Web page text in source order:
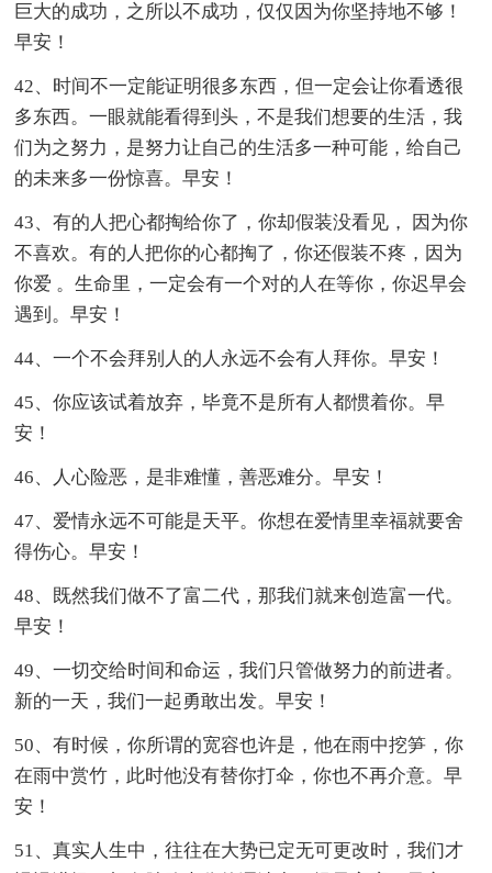
巨大的成功，之所以不成功，仅仅因为你坚持地不够！
早安！
42、时间不一定能证明很多东西，但一定会让你看透很
多东西。一眼就能看得到头，不是我们想要的生活，我
们为之努力，是努力让自己的生活多一种可能，给自己
的未来多一份惊喜。早安！
43、有的人把心都掏给你了，你却假装没看见， 因为你
不喜欢。有的人把你的心都掏了，你还假装不疼，因为
你爱 。生命里，一定会有一个对的人在等你，你迟早会
遇到。早安！
44、一个不会拜别人的人永远不会有人拜你。早安！
45、你应该试着放弃，毕竟不是所有人都惯着你。早
安！
46、人心险恶，是非难懂，善恶难分。早安！
47、爱情永远不可能是天平。你想在爱情里幸福就要舍
得伤心。早安！
48、既然我们做不了富二代，那我们就来创造富一代。
早安！
49、一切交给时间和命运，我们只管做努力的前进者。
新的一天，我们一起勇敢出发。早安！
50、有时候，你所谓的宽容也许是，他在雨中挖笋，你
在雨中赏竹，此时他没有替你打伞，你也不再介意。早
安！
51、真实人生中，往往在大势已定无可更改时，我们才